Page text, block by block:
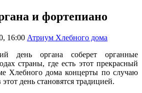
и фортепиано
16:00 Атриум Хлебного дома
день органа соберет органные
страны, где есть этот прекрасный
Хлебного дома концерты по случаю
день становятся традицией.